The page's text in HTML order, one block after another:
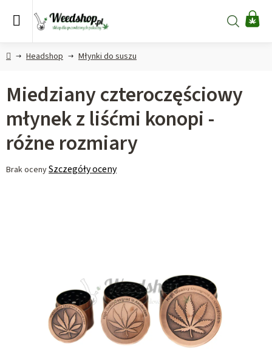
Szukaj
HomeHeadshop Młynki do suszu
Miedziany czteroczęściowy
młynek z liśćmi konopi -
różne rozmiary
Średnia
Brak ocenySzczegóły oceny